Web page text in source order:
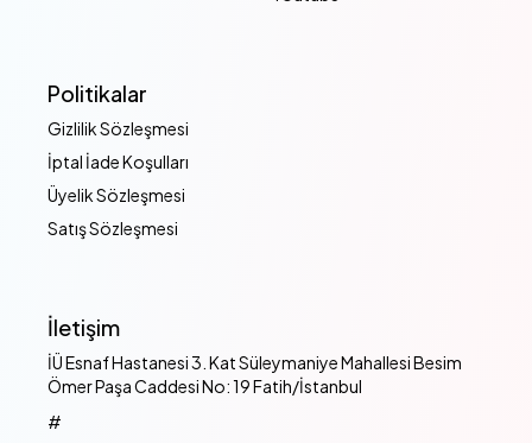
Politikalar
Gizlilik Sözleşmesi
İptal İade Koşulları
Üyelik Sözleşmesi
Satış Sözleşmesi
İletişim
İÜ Esnaf Hastanesi 3. Kat Süleymaniye Mahallesi Besim
Ömer Paşa Caddesi No: 19 Fatih/İstanbul
#